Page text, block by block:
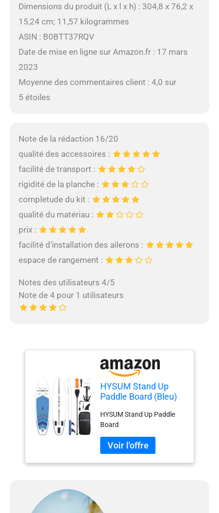
Dimensions du produit (L x l x h) : 304,8 x 76,2 x
15,24 cm; 11,57 kilogrammes
ASIN : B0BTT37RQV
Date de mise en ligne sur Amazon.fr : 17 mars
2023
Moyenne des commentaires client : 4,0 sur
5 étoiles
Note de la rédaction 16/20
qualité des accessoires :
facilité de transport :
rigidité de la planche :
completude du kit :
qualité du matériau :
prix :
facilité d’installation des ailerons :
espace de rangement :
Notes des utilisateurs 4/5
Note de 4 pour 1 utilisateurs
HYSUM Stand Up
Paddle Board (Bleu)
HYSUM Stand Up Paddle
Board